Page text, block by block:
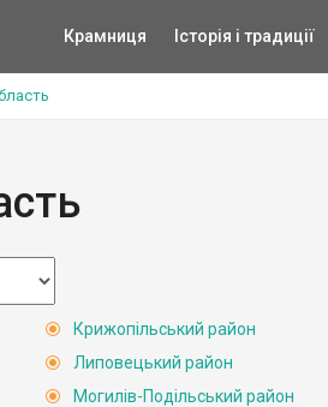
Крамниця Історія і традиції
Крижопільський район
Липовецький район
Могилів-Подільський район